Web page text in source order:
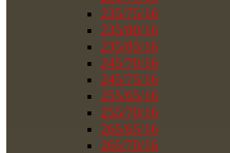
235/75/16
235/80/16
235/85/16
245/70/16
245/75/16
255/65/16
255/70/16
265/65/16
265/70/16